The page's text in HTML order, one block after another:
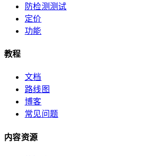
防检测测试
定价
功能
教程
文档
路线图
博客
常见问题
内容资源